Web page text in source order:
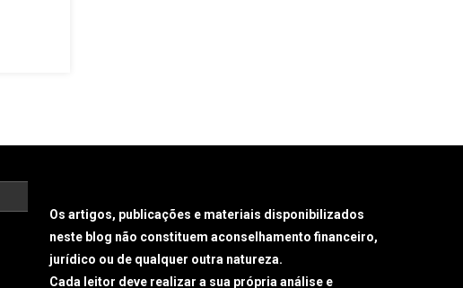
Os artigos, publicações e materiais disponibilizados
neste blog não constituem aconselhamento financeiro,
jurídico ou de qualquer outra natureza.
Cada leitor deve realizar a sua própria análise e